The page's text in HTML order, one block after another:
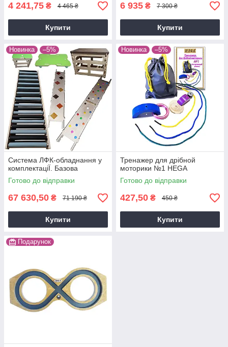
4 241,75 ₴ 4 465 ₴
Купити
6 935 ₴ 7 300 ₴
Купити
Новинка –5%
Система ЛФК-обладнання у
комплектацiЇ. Базова
Готово до відправки
67 630,50 ₴ 71 190 ₴
Купити
Новинка –5%
Тренажер для дрібной
моторики №1 HEGA
Готово до відправки
427,50 ₴ 450 ₴
Купити
Подарунок